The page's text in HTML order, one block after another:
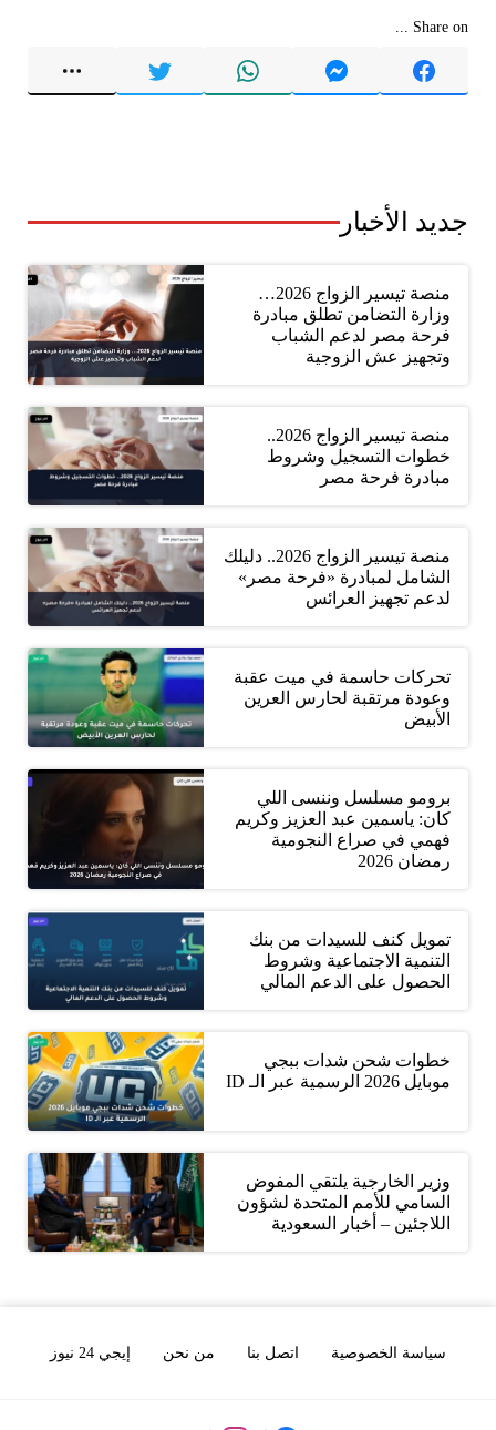
Share on ...
جديد الأخبار
منصة تيسير الزواج 2026…
وزارة التضامن تطلق مبادرة
فرحة مصر لدعم الشباب
وتجهيز عش الزوجية
منصة تيسير الزواج 2026..
خطوات التسجيل وشروط
مبادرة فرحة مصر
منصة تيسير الزواج 2026.. دليلك
الشامل لمبادرة «فرحة مصر»
لدعم تجهيز العرائس
تحركات حاسمة في ميت عقبة
وعودة مرتقبة لحارس العرين
الأبيض
برومو مسلسل وننسى اللي
كان: ياسمين عبد العزيز وكريم
فهمي في صراع النجومية
رمضان 2026
تمويل كنف للسيدات من بنك
التنمية الاجتماعية وشروط
الحصول على الدعم المالي
خطوات شحن شدات ببجي
موبايل 2026 الرسمية عبر الـ ID
وزير الخارجية يلتقي المفوض
السامي للأمم المتحدة لشؤون
اللاجئين – أخبار السعودية
سياسة الخصوصية اتصل بنا من نحن إيجي 24 نيوز